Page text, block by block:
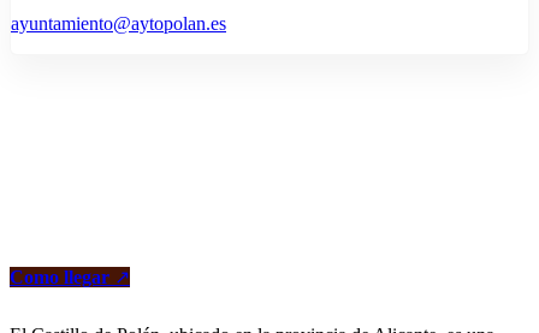
ayuntamiento@aytopolan.es
Como llegar ↗